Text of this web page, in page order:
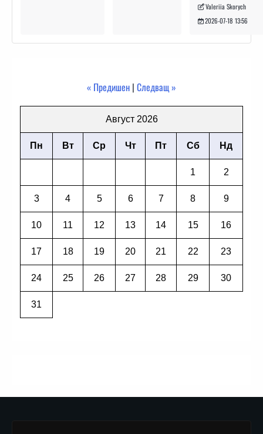
Valeriia Skorych
2026-07-18 13:56
« Предишен | Следващ »
Август 2026
Пн Вт Ср Чт Пт Сб Нд
1 2
3 4 5 6 7 8 9
10 11 12 13 14 15 16
17 18 19 20 21 22 23
24 25 26 27 28 29 30
31